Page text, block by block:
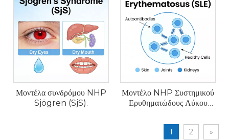
Μοντέλα συνδρόμου NHP
Sjögren (SjS).
Μοντέλο NHP Συστημικού
Ερυθηματώδους Λύκου
1 2 »